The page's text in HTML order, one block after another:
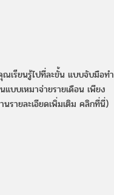
เรียนรู้ไปที่ละขั้น แบบจับมือทำ
บบเหมาจ่ายรายเดือน เพียง
ายละเอียดเพิ่มเติม คลิกที่นี่)